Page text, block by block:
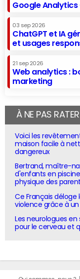
Google Analytics
03 sep 2026
ChatGPT et IA
et usages
21 sep 2026
Web analytics :
marketing
À NE PAS RATER
Voici les
maison facile à
dangereux
Bertrand, maître-
d'enfants en
physique des
Ce Français déloge
violence grâce à
Les neurologues
pour le cerveau et